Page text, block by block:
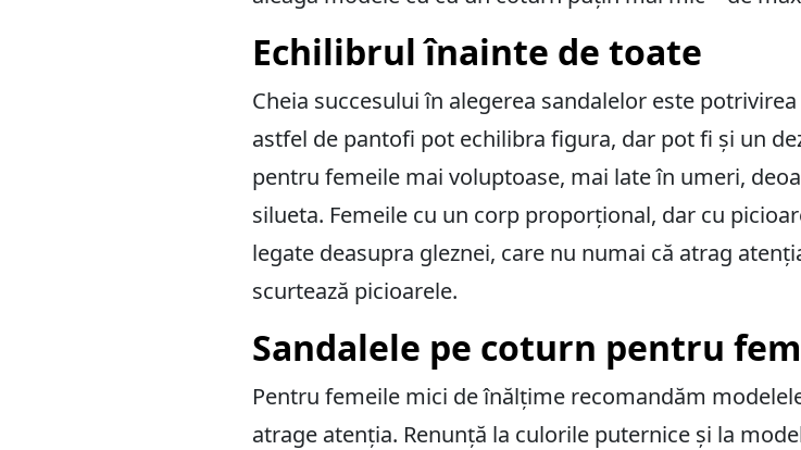
Echilibrul înainte de toate
Cheia succesului în alegerea sandalelor este
astfel de pantofi pot echilibra figura, dar pot fi și un
pentru femeile mai voluptoase, mai late în umeri,
silueta. Femeile cu un corp proporțional, dar cu
legate deasupra gleznei, care nu numai că atrag
scurtează picioarele.
Sandalele pe coturn pentru
Pentru femeile mici de înălțime recomandăm
atrage atenția. Renunță la culorile puternice și la